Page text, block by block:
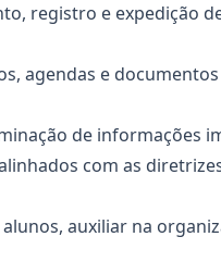
registro e expedição
agendas e
de informações
com as
auxiliar na